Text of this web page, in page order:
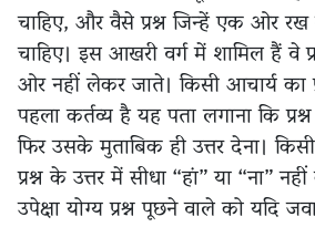
चाहिए, और वैसे प्रश्न जिन्हें एक ओर
चाहिए। इस आखरी वर्ग में शामिल हैं
ओर नहीं लेकर जाते। किसी आचार्य का
पहला कर्तव्य है यह पता लगाना कि
फिर उसके मुताबिक ही उत्तर देना।
प्रश्न के उत्तर में सीधा “हां” या “ना”
उपेक्षा योग्य प्रश्न पूछने वाले को यदि